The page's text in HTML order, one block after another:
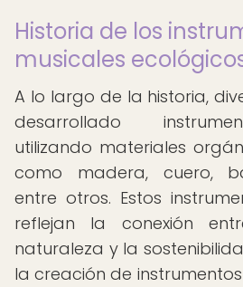
Historia de los
musicales
A lo largo de la historia,
desarrollado
utilizando materiales
como madera, cuero,
entre otros. Estos
reflejan la conexión
naturaleza y la
la creación de